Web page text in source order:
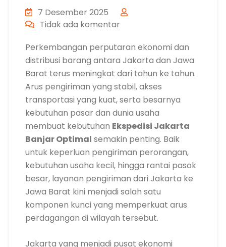
7 Desember 2025
Tidak ada komentar
Perkembangan perputaran ekonomi dan
distribusi barang antara Jakarta dan Jawa
Barat terus meningkat dari tahun ke tahun.
Arus pengiriman yang stabil, akses
transportasi yang kuat, serta besarnya
kebutuhan pasar dan dunia usaha
membuat kebutuhan Ekspedisi Jakarta
Banjar Optimal semakin penting. Baik
untuk keperluan pengiriman perorangan,
kebutuhan usaha kecil, hingga rantai pasok
besar, layanan pengiriman dari Jakarta ke
Jawa Barat kini menjadi salah satu
komponen kunci yang memperkuat arus
perdagangan di wilayah tersebut.
Jakarta yang menjadi pusat ekonomi